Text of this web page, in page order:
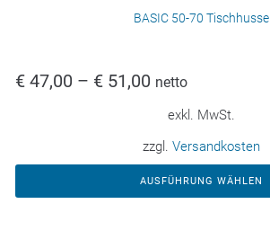
BASIC 50-70 Tischhusse
€ 47,00 – € 51,00 netto
exkl. MwSt.
zzgl. Versandkosten
AUSFÜHRUNG WÄHLEN